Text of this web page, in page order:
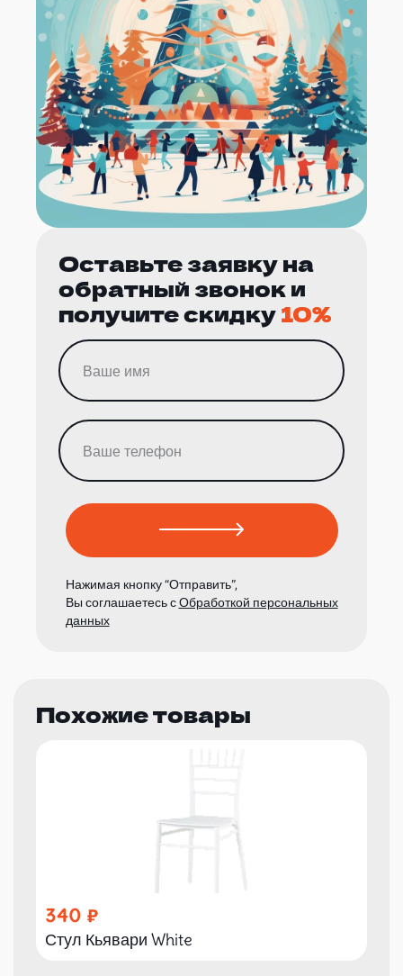
Оставьте заявку на
обратный звонок и
получите скидку10%
Нажимая кнопку “Отправить”,
Вы соглашаетесь сОбработкой персональных
данных
Похожие товары
340
Стул Кьявари White